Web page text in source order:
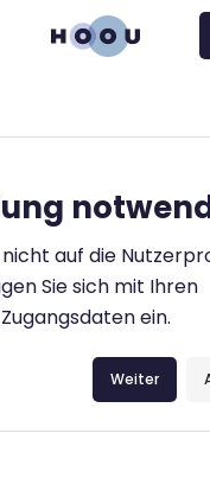
auf die
Sie sich mit Ihren
ein.
Weiter